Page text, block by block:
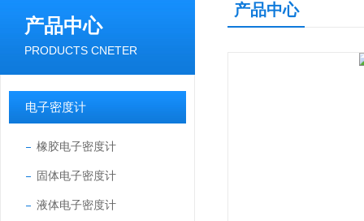
产品中心
PRODUCTS CNETER
电子密度计
橡胶电子密度计
固体电子密度计
液体电子密度计
产品中心